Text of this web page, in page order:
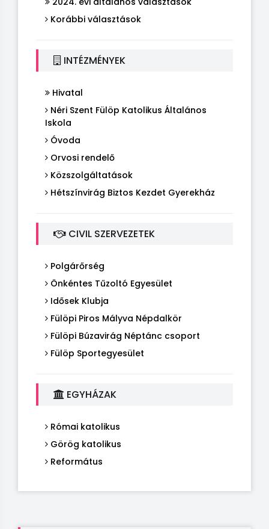
Korábbi választások
INTÉZMÉNYEK
Hivatal
Néri Szent Fülöp Katolikus Általános
Iskola
Óvoda
Orvosi rendelő
Közszolgáltatások
Hétszínvirág Biztos Kezdet Gyerekház
CIVIL SZERVEZETEK
Polgárőrség
Önkéntes Tűzoltó Egyesület
Idősek Klubja
Fülöpi Piros Mályva Népdalkör
Fülöpi Búzavirág Néptánc csoport
Fülöp Sportegyesület
EGYHÁZAK
Római katolikus
Görög katolikus
Református